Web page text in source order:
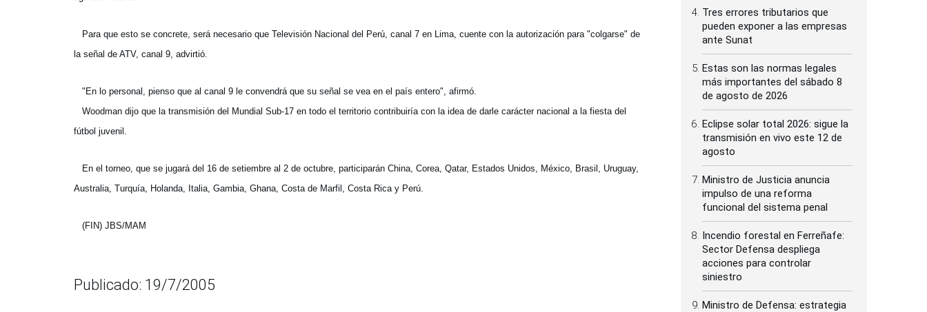
Para que esto se concrete, será necesario que Televisión Nacional del Perú, canal 7 en Lima, cuente con la autorización para "colgarse" de
la señal de ATV, canal 9, advirtió.
"En lo personal, pienso que al canal 9 le convendrá que su señal se vea en el país entero", afirmó.
Woodman dijo que la transmisión del Mundial Sub-17 en todo el territorio contribuiría con la idea de darle carácter nacional a la fiesta del
fútbol juvenil.
En el torneo, que se jugará del 16 de setiembre al 2 de octubre, participarán China, Corea, Qatar, Estados Unidos, México, Brasil, Uruguay,
Australia, Turquía, Holanda, Italia, Gambia, Ghana, Costa de Marfil, Costa Rica y Perú.
(FIN) JBS/MAM
Publicado: 19/7/2005
Tres errores tributarios que
pueden exponer a las empresas
ante Sunat
Estas son las normas legales
más importantes del sábado 8
de agosto de 2026
Eclipse solar total 2026: sigue la
transmisión en vivo este 12 de
agosto
Ministro de Justicia anuncia
impulso de una reforma
funcional del sistema penal
Incendio forestal en Ferreñafe:
Sector Defensa despliega
acciones para controlar
siniestro
Ministro de Defensa: estrategia